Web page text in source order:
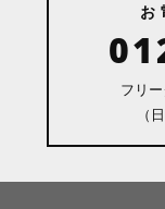
お
フリ
（